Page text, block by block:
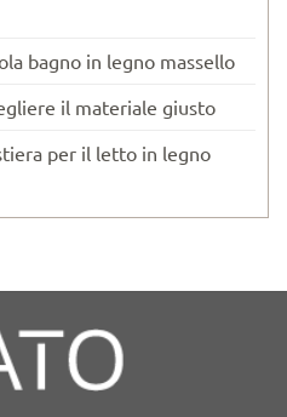
bagno in legno massello
il materiale giusto
per il letto in legno